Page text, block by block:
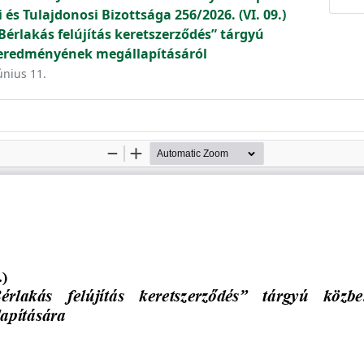
Tulajdonosi Bizottsága 256/2026. (VI. 09.)
felújítás keretszerződés” tárgyú
megállapításáról
11.